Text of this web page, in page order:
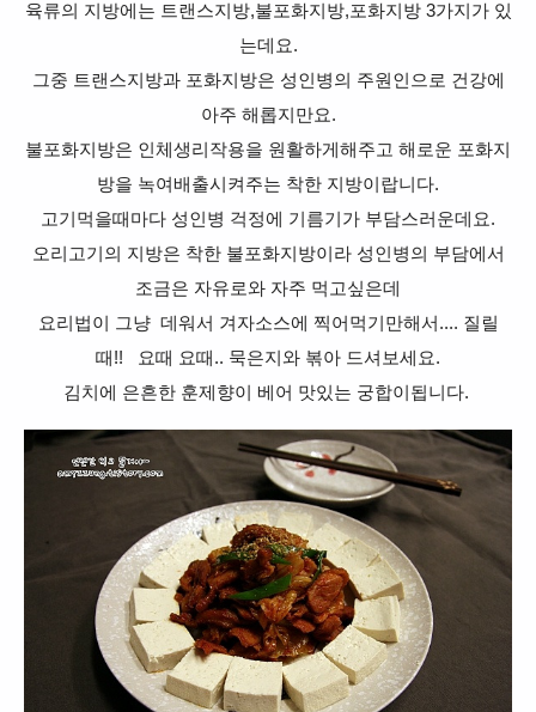
육류의 지방에는 트랜스지방,불포화지방,포화지방 3가지가 있
는데요.
그중 트랜스지방과 포화지방은 성인병의 주원인으로 건강에
아주 해롭지만요.
불포화지방은 인체생리작용을 원활하게해주고 해로운 포화지
방을 녹여배출시켜주는 착한 지방이랍니다.
고기먹을때마다 성인병 걱정에 기름기가 부담스러운데요.
오리고기의 지방은 착한 불포화지방이라 성인병의 부담에서
조금은 자유로와 자주 먹고싶은데
요리법이 그냥 데워서 겨자소스에 찍어먹기만해서.... 질릴
때!! 요때 요때.. 묵은지와 볶아 드셔보세요.
김치에 은흔한 훈제향이 베어 맛있는 궁합이됩니다.